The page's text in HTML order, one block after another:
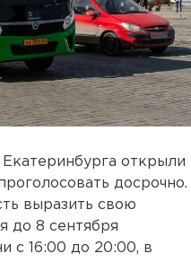
открыли
досрочно.
выразить свою
до 8 сентября
с 16:00 до 20:00, в